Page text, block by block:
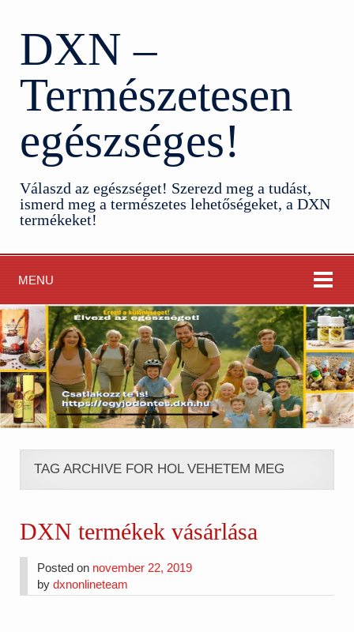
DXN –
Természetesen
egészséges!
Válaszd az egészséget! Szerezd meg a tudást,
ismerd meg a természetes lehetőségeket, a DXN
termékeket!
MENU
TAG ARCHIVE FOR HOL VEHETEM MEG
DXN termékek vásárlása
Posted on november 22, 2019
bydxnonlineteam